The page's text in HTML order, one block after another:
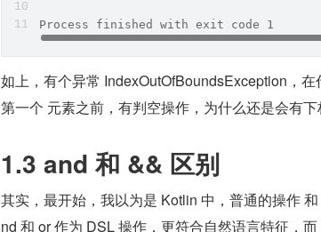
Process finished with exit code 1
如上，有个异常 IndexOutOfBoundsException，
第一个 元素之前，有判空操作，为什么还是会有下
1.3 and 和 && 区别
其实，最开始，我以为是 Kotlin 中，普通的操作
nd 和 or 作为 DSL 操作，更符合自然语言特征，